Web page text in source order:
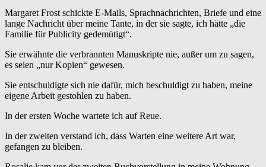
Margaret Frost schickte E-Mails, Sprachnachrichten, Briefe und eine
lange Nachricht über meine Tante, in der sie sagte, ich hätte „die
Familie für Publicity gedemütigt“.
Sie erwähnte die verbrannten Manuskripte nie, außer um zu sagen,
es seien „nur Kopien“ gewesen.
Sie entschuldigte sich nie dafür, mich beschuldigt zu haben, meine
eigene Arbeit gestohlen zu haben.
In der ersten Woche wartete ich auf Reue.
In der zweiten verstand ich, dass Warten eine weitere Art war,
gefangen zu bleiben.